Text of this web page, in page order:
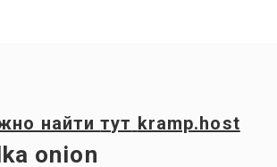
найтитут kramp.host
onion